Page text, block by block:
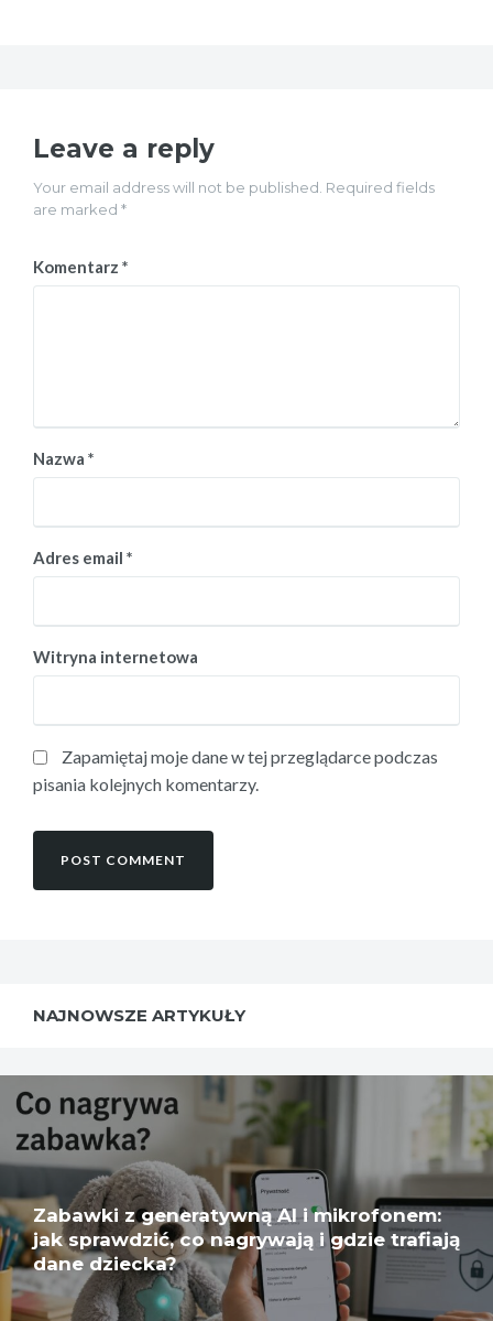
Leave a reply
Your email address will not be published. Required fields
are marked *
Komentarz *
Nazwa *
Adres email *
Witryna internetowa
Zapamiętaj moje dane w tej przeglądarce podczas
pisania kolejnych komentarzy.
NAJNOWSZE ARTYKUŁY
Zabawki z generatywną AI i mikrofonem:
jak sprawdzić, co nagrywają i gdzie trafiają
dane dziecka?